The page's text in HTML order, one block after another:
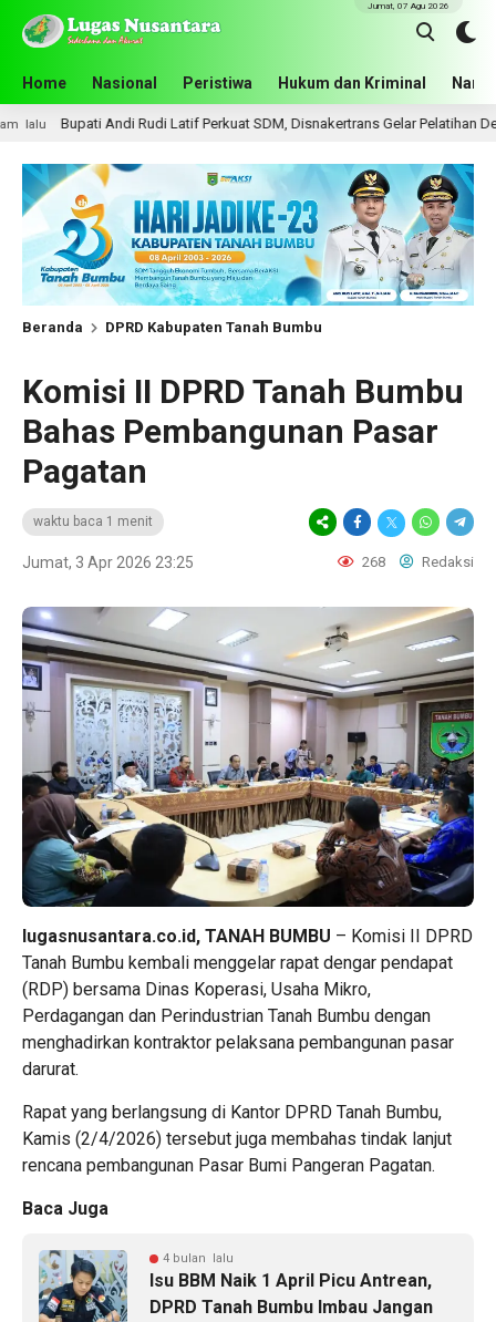
Home Nasional Peristiwa Hukum dan Kriminal
Jumat, 07 Agu 2026
Rudi Latif Perkuat SDM, Disnakertrans Gelar Pelatihan Desain Grafis dan
Beranda DPRD Kabupaten Tanah Bumbu
Komisi II DPRD Tanah Bumbu
Bahas Pembangunan Pasar
Pagatan
waktu baca 1 menit
Jumat, 3 Apr 2026 23:25 268 Redaksi
lugasnusantara.co.id, TANAH BUMBU – Komisi II DPRD
Tanah Bumbu kembali menggelar rapat dengar pendapat
(RDP) bersama Dinas Koperasi, Usaha Mikro,
Perdagangan dan Perindustrian Tanah Bumbu dengan
menghadirkan kontraktor pelaksana pembangunan pasar
darurat.
Rapat yang berlangsung di Kantor DPRD Tanah Bumbu,
Kamis (2/4/2026) tersebut juga membahas tindak lanjut
rencana pembangunan Pasar Bumi Pangeran Pagatan.
Baca Juga
4 bulan lalu
Isu BBM Naik 1 April Picu Antrean,
DPRD Tanah Bumbu Imbau Jangan